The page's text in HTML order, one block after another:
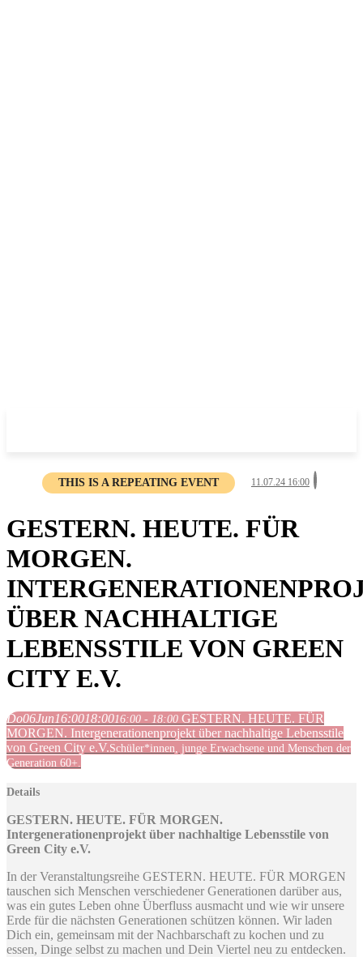
THIS IS A REPEATING EVENT 11.07.24 16:00
GESTERN. HEUTE. FÜR
MORGEN.
ÜBER NACHHALTIGE
LEBENSSTILE VON GREEN
CITY E.V.
Do06Jun16:0018:0016:00 - 18:00 GESTERN. HEUTE. FÜR
MORGEN. Intergenerationenprojekt über nachhaltige Lebensstile
von Green City e.V.Schüler*innen, junge Erwachsene und Menschen der
Generation 60+.
Details
GESTERN. HEUTE. FÜR MORGEN.
Intergenerationenprojekt über nachhaltige Lebensstile von
Green City e.V.
In der Veranstaltungsreihe GESTERN. HEUTE. FÜR MORGEN
tauschen sich Menschen verschiedener Generationen darüber aus,
was ein gutes Leben ohne Überfluss ausmacht und wie wir unsere
Erde für die nächsten Generationen schützen können. Wir laden
Dich ein, gemeinsam mit der Nachbarschaft zu kochen und zu
essen, Dinge selbst zu machen und Dein Viertel neu zu entdecken.